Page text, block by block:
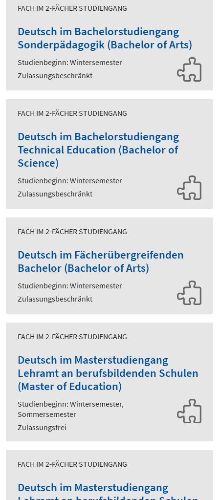
FACH IM 2-FÄCHER STUDIENGANG
Deutsch im Bachelorstudiengang
Sonderpädagogik (Bachelor of Arts)
Studienbeginn: Wintersemester
Zulassungsbeschränkt
FACH IM 2-FÄCHER STUDIENGANG
Deutsch im Bachelorstudiengang
Technical Education (Bachelor of
Science)
Studienbeginn: Wintersemester
Zulassungsbeschränkt
FACH IM 2-FÄCHER STUDIENGANG
Deutsch im Fächerübergreifenden
Bachelor (Bachelor of Arts)
Studienbeginn: Wintersemester
Zulassungsbeschränkt
FACH IM 2-FÄCHER STUDIENGANG
Deutsch im Masterstudiengang
Lehramt an berufsbildenden Schulen
(Master of Education)
Studienbeginn: Wintersemester,
Sommersemester
Zulassungsfrei
FACH IM 2-FÄCHER STUDIENGANG
Deutsch im Masterstudiengang